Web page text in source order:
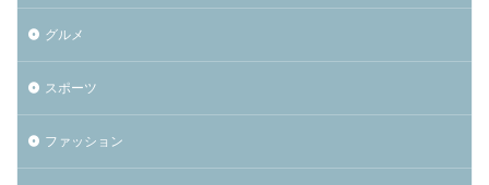
グルメ
スポーツ
ファッション